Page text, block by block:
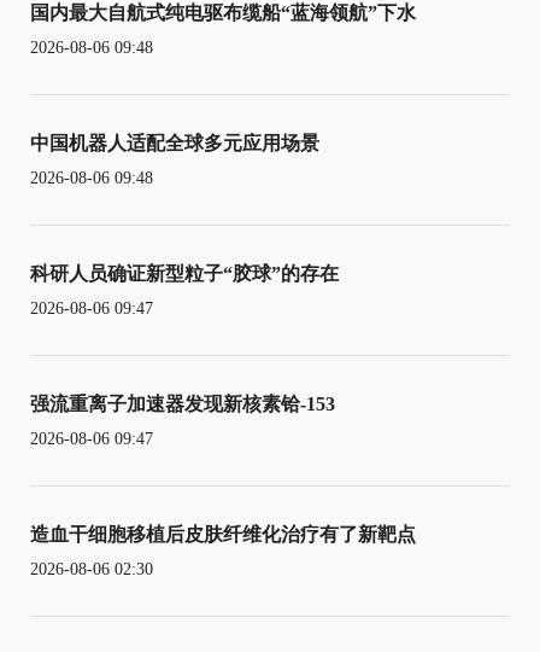
国内最大自航式纯电驱布缆船“蓝海领航”下水
2026-08-06 09:48
中国机器人适配全球多元应用场景
2026-08-06 09:48
科研人员确证新型粒子“胶球”的存在
2026-08-06 09:47
强流重离子加速器发现新核素铪-153
2026-08-06 09:47
造血干细胞移植后皮肤纤维化治疗有了新靶点
2026-08-06 02:30